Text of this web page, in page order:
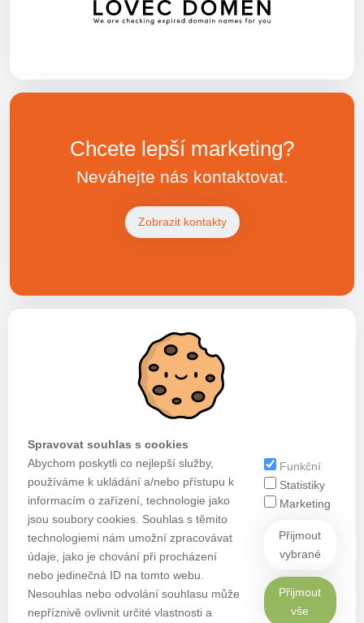
Chcete lepší marketing?
Neváhejte nás kontaktovat.
Zobrazit kontakty
Spravovat souhlas s cookies
Abychom poskytli co nejlepší služby,
používáme k ukládání a/nebo přístupu k
informacím o zařízení, technologie jako
jsou soubory cookies. Souhlas s těmito
technologiemi nám umožní zpracovávat
údaje, jako je chování při procházení
nebo jedinečná ID na tomto webu.
Nesouhlas nebo odvolání souhlasu může
nepříznivě ovlivnit určité vlastnosti a
Funkční
Statistiky
Marketing
Přijmout
vybrané
Přijmout
vše